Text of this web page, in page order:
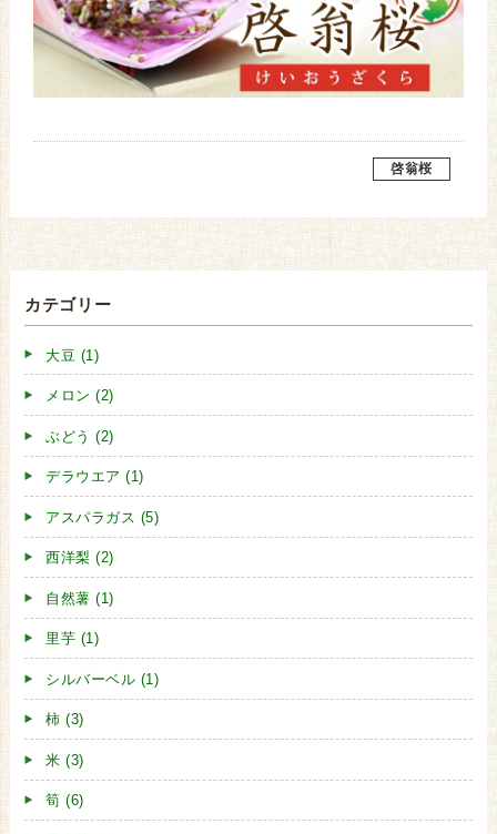
啓翁桜
カテゴリー
大豆 (1)
メロン (2)
ぶどう (2)
デラウエア (1)
アスパラガス (5)
西洋梨 (2)
自然薯 (1)
里芋 (1)
シルバーベル (1)
柿 (3)
米 (3)
筍 (6)